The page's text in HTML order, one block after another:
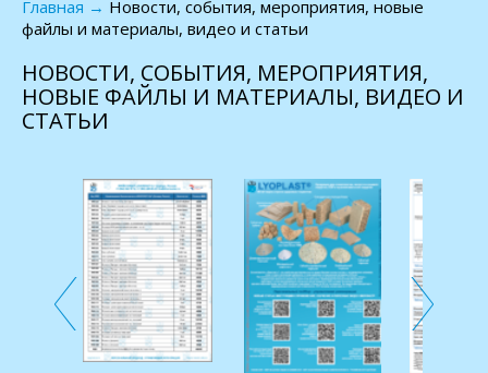
Главная → Новости, события, мероприятия, новые
файлы и материалы, видео и статьи
НОВОСТИ, СОБЫТИЯ, МЕРОПРИЯТИЯ,
НОВЫЕ ФАЙЛЫ И МАТЕРИАЛЫ, ВИДЕО И
СТАТЬИ